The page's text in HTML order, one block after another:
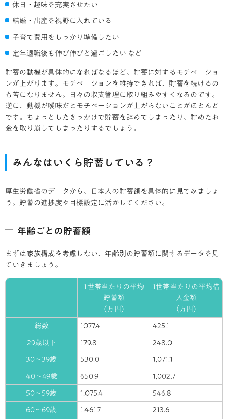
休日・趣味を充実させたい
結婚・出産を視野に入れている
子育て費用をしっかり準備したい
定年退職後も伸び伸びと過ごしたい など
貯蓄の動機が具体的になればなるほど、貯蓄に対するモチベーショ
ンが上がります。モチベーションを維持できれば、貯蓄を続けるの
も苦になりません。日々の収支管理に取り組みやすくなるのです。
逆に、動機が曖昧だとモチベーションが上がらないことがほとんど
です。ちょっとしたきっかけで貯蓄を辞めてしまったり、貯めたお
金を取り崩してしまったりするでしょう。
みんなはいくら貯蓄している？
厚生労働省のデータから、日本人の貯蓄額を具体的に見てみましょ
う。貯蓄の進捗度や目標設定に活かしてください。
年齢ごとの貯蓄額
まずは家族構成を考慮しない、年齢別の貯蓄額に関するデータを見
ていきましょう。
1世帯当たりの平均
貯蓄額
（万円）
1世帯当たりの平均借
入金額
（万円）
総数 1077.4 425.1
29歳以下 179.8 248.0
30～39歳 530.0 1,071.1
40～49歳 650.9 1,002.7
50～59歳 1,075.4 546.8
60～69歳 1,461.7 213.6